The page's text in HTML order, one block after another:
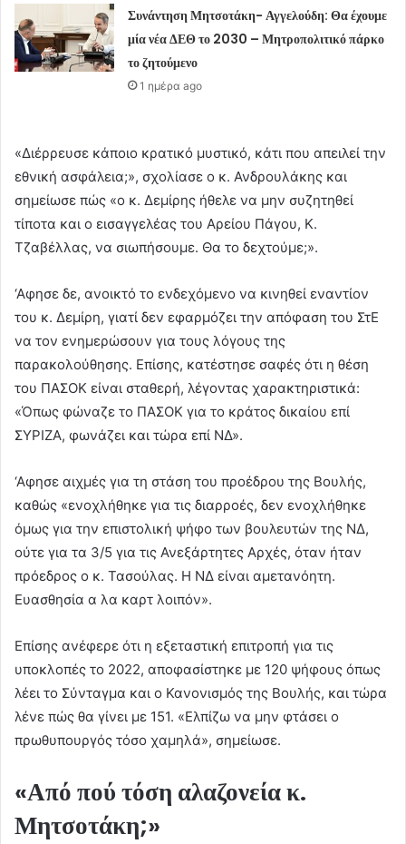
Συνάντηση Μητσοτάκη- Αγγελούδη: Θα έχουμε
μία νέα ΔΕΘ το 2030 – Μητροπολιτικό πάρκο
το ζητούμενο
1 ημέρα ago
«Διέρρευσε κάποιο κρατικό μυστικό, κάτι που απειλεί την
εθνική ασφάλεια;», σχολίασε ο κ. Ανδρουλάκης και
σημείωσε πώς «ο κ. Δεμίρης ήθελε να μην συζητηθεί
τίποτα και ο εισαγγελέας του Αρείου Πάγου, Κ.
Τζαβέλλας, να σιωπήσουμε. Θα το δεχτούμε;».
‘Αφησε δε, ανοικτό το ενδεχόμενο να κινηθεί εναντίον
του κ. Δεμίρη, γιατί δεν εφαρμόζει την απόφαση του ΣτΕ
να τον ενημερώσουν για τους λόγους της
παρακολούθησης. Επίσης, κατέστησε σαφές ότι η θέση
του ΠΑΣΟΚ είναι σταθερή, λέγοντας χαρακτηριστικά:
«Όπως φώναζε το ΠΑΣΟΚ για το κράτος δικαίου επί
ΣΥΡΙΖΑ, φωνάζει και τώρα επί ΝΔ».
‘Αφησε αιχμές για τη στάση του προέδρου της Βουλής,
καθώς «ενοχλήθηκε για τις διαρροές, δεν ενοχλήθηκε
όμως για την επιστολική ψήφο των βουλευτών της ΝΔ,
ούτε για τα 3/5 για τις Ανεξάρτητες Αρχές, όταν ήταν
πρόεδρος ο κ. Τασούλας. Η ΝΔ είναι αμετανόητη.
Ευασθησία α λα καρτ λοιπόν».
Επίσης ανέφερε ότι η εξεταστική επιτροπή για τις
υποκλοπές το 2022, αποφασίστηκε με 120 ψήφους όπως
λέει το Σύνταγμα και ο Κανονισμός της Βουλής, και τώρα
λένε πώς θα γίνει με 151. «Ελπίζω να μην φτάσει ο
πρωθυπουργός τόσο χαμηλά», σημείωσε.
«Από πού τόση αλαζονεία κ.
Μητσοτάκη;»